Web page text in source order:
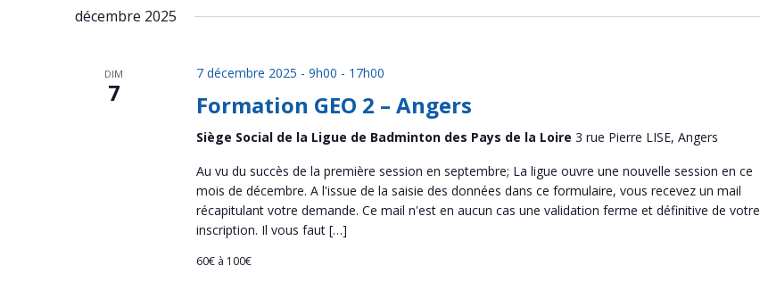
décembre 2025
DIM
7
7 décembre 2025 - 9h00 - 17h00
Formation GEO 2 – Angers
Siège Social de la Ligue de Badminton des Pays de la Loire 3 rue Pierre LISE, Angers
Au vu du succès de la première session en septembre; La ligue ouvre une nouvelle session en ce
mois de décembre. A l'issue de la saisie des données dans ce formulaire, vous recevez un mail
récapitulant votre demande. Ce mail n'est en aucun cas une validation ferme et définitive de votre
inscription. Il vous faut […]
60€ à 100€